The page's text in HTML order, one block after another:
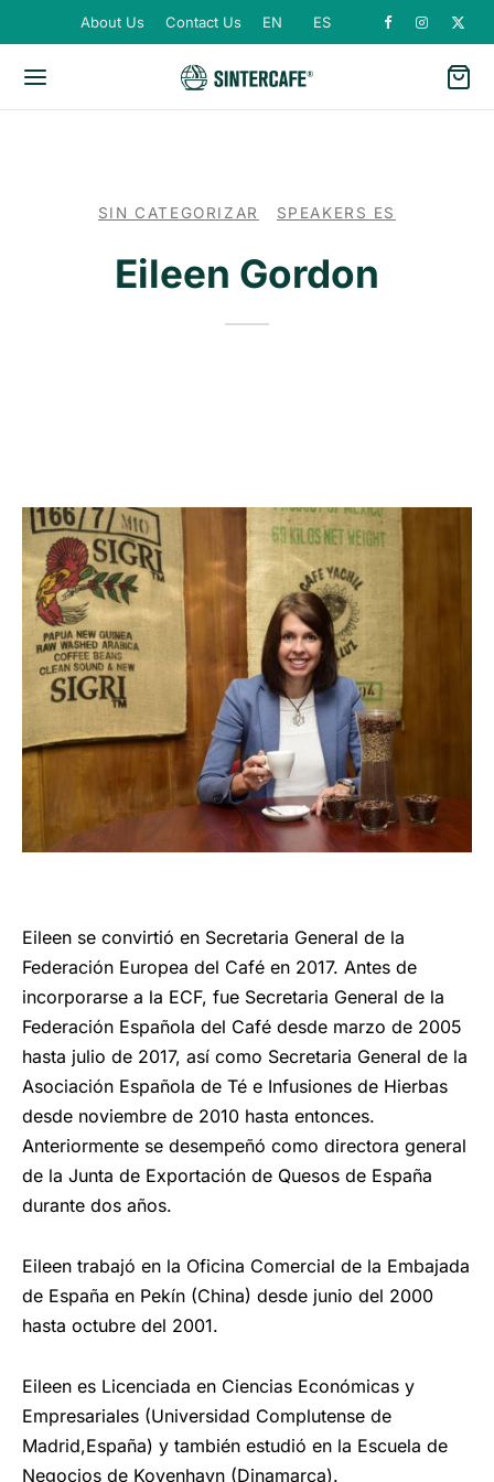
About Us Contact Us EN ES
SIN CATEGORIZAR SPEAKERS ES
Eileen Gordon
Eileen se convirtió en Secretaria General de la
Federación Europea del Café en 2017. Antes de
incorporarse a la ECF, fue Secretaria General de la
Federación Española del Café desde marzo de 2005
hasta julio de 2017, así como Secretaria General de la
Asociación Española de Té e Infusiones de Hierbas
desde noviembre de 2010 hasta entonces.
Anteriormente se desempeñó como directora general
de la Junta de Exportación de Quesos de España
durante dos años.
Eileen trabajó en la Oficina Comercial de la Embajada
de España en Pekín (China) desde junio del 2000
hasta octubre del 2001.
Eileen es Licenciada en Ciencias Económicas y
Empresariales (Universidad Complutense de
Madrid,España) y también estudió en la Escuela de
Negocios de Kovenhavn (Dinamarca).